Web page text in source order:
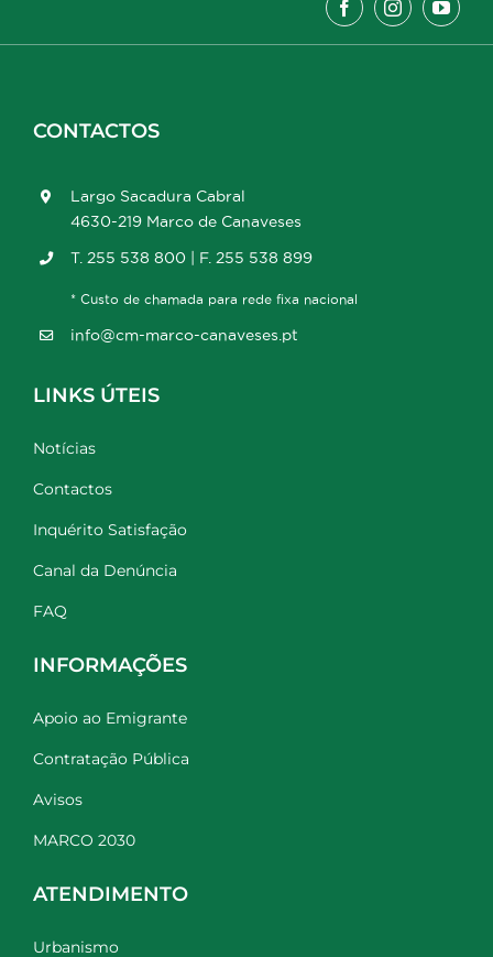
CONTACTOS
Largo Sacadura Cabral
4630-219 Marco de Canaveses
T. 255 538 800 | F. 255 538 899
* Custo de chamada para rede fixa nacional
info@cm-marco-canaveses.pt
LINKS ÚTEIS
Notícias
Contactos
Inquérito Satisfação
Canal da Denúncia
FAQ
INFORMAÇÕES
Apoio ao Emigrante
Contratação Pública
Avisos
MARCO 2030
ATENDIMENTO
Urbanismo